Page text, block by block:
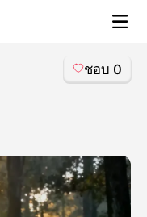
▼
Allชอบ 0